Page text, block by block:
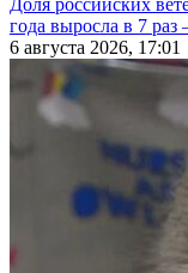
года выросла в 7
6 августа 2026, 17:01